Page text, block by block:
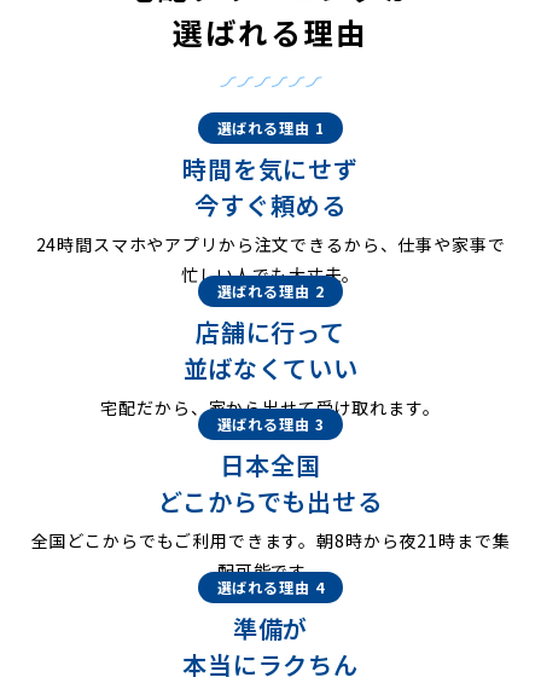
選ばれる理由
選ばれる理由 1
時間を気にせず
今すぐ頼める
24時間スマホやアプリから注文できるから、仕事や家事で
忙しい人でも大丈夫。
選ばれる理由 2
店舗に行って
並ばなくていい
宅配だから、家から出せて受け取れます。
選ばれる理由 3
日本全国
どこからでも出せる
全国どこからでもご利用できます。朝8時から夜21時まで集
配可能です。
選ばれる理由 4
準備が
本当にラクちん